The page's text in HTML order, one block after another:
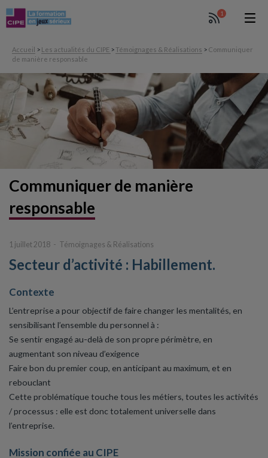
1
Accueil > Les actualités du CIPE > Témoignages & Réalisations > Communiquer
de manière responsable
Communiquerde manière
responsable
1 juillet 2018 Témoignages & Réalisations
Secteur d’activité : Habillement.
Contexte
L’entreprise a pour objectif de faire changer les mentalités, en
sensibilisant l’ensemble du personnel à :
Se sentir engagé au-delà de son propre périmètre, en
augmentant son niveau d’exigence
Faire bon du premier coup, en anticipant au maximum, et en
rebouclant
Cette problématique touche tous les métiers, toutes les activités
/ processus : elle est donc totalement universelle dans
l’entreprise.
Mission confiée au CIPE